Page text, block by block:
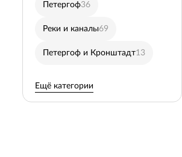
Петергоф36
Реки и каналы69
Петергоф и Кронштадт13
Ещё категории